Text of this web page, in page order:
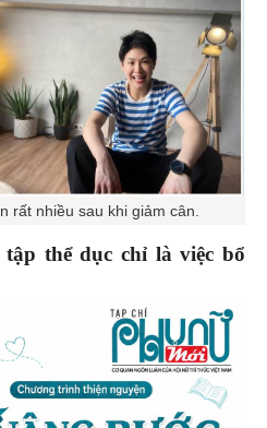
rất nhiều sau khi giảm cân.
thể dục chỉ là việc bổ